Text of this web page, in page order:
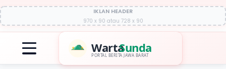
IKLAN HEADER
970 x 90 atau 728 x 90
WartaSunda
PORTAL BERITA JAWA BARAT